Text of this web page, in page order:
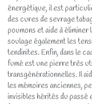
énergétique, il est
des cures de sevrage
poumons et aide à
soulage également les
tendinites. Enfin, dans le
fumé est une pierre très
transgénérationnelles. Il
les mémoires anciennes,
invisibles hérités du passé